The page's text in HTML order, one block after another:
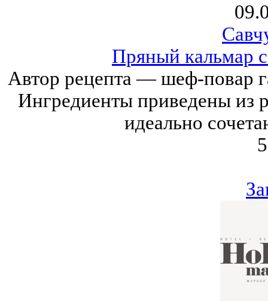
Пряный кальмар
Автор рецепта — шеф-повар
Ингредиенты приведены из
идеально